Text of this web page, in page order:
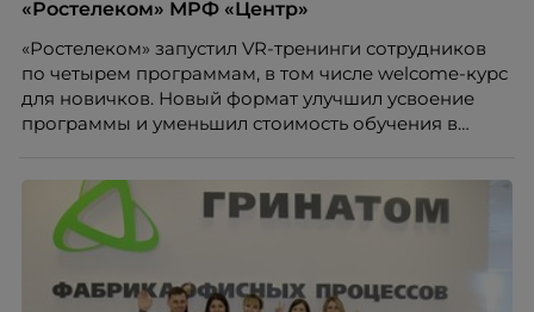
«Ростелеком» МРФ «Центр»
«Ростелеком» запустил VR-тренинги сотрудников
по четырем программам, в том числе welcome-курс
для новичков. Новый формат улучшил усвоение
программы и уменьшил стоимость обучения в